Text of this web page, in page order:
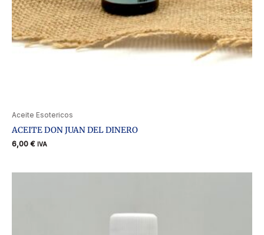
Aceite Esotericos
ACEITE DON JUAN DEL DINERO
6,00 € IVA